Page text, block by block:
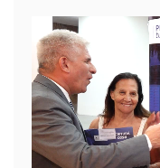
Reproductor
de
video